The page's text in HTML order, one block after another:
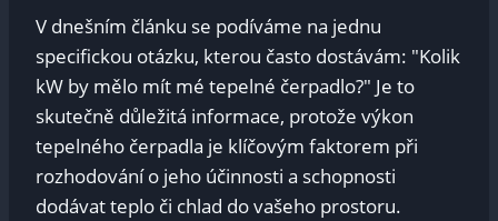
V dnešním článku se podíváme na jednu
specifickou otázku, kterou často dostávám: "Kolik
kW by mělo mít mé tepelné čerpadlo?" Je to
skutečně důležitá informace, protože výkon
tepelného čerpadla je klíčovým faktorem při
rozhodování o jeho účinnosti a schopnosti
dodávat teplo či chlad do vašeho prostoru.